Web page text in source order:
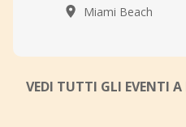
Miami Beach
VEDI TUTTI GLI EVENTI